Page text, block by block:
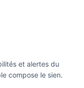
et alertes du
compose le sien.